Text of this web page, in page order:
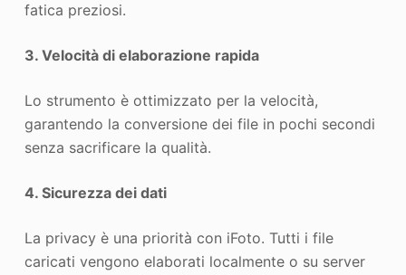
fatica preziosi.
3. Velocità di elaborazione rapida
Lo strumento è ottimizzato per la velocità,
garantendo la conversione dei file in pochi secondi
senza sacrificare la qualità.
4. Sicurezza dei dati
La privacy è una priorità con iFoto. Tutti i file
caricati vengono elaborati localmente o su server